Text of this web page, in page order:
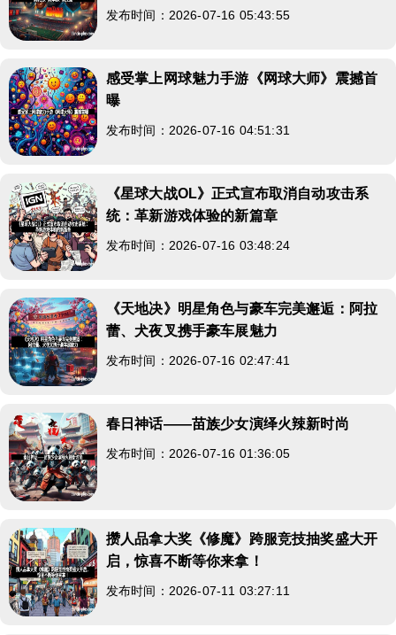
发布时间：2026-07-16 05:43:55
感受掌上网球魅力手游《网球大师》震撼首
曝
发布时间：2026-07-16 04:51:31
《星球大战OL》正式宣布取消自动攻击系
统：革新游戏体验的新篇章
发布时间：2026-07-16 03:48:24
《天地决》明星角色与豪车完美邂逅：阿拉
蕾、犬夜叉携手豪车展魅力
发布时间：2026-07-16 02:47:41
春日神话——苗族少女演绎火辣新时尚
发布时间：2026-07-16 01:36:05
攒人品拿大奖《修魔》跨服竞技抽奖盛大开
启，惊喜不断等你来拿！
发布时间：2026-07-11 03:27:11